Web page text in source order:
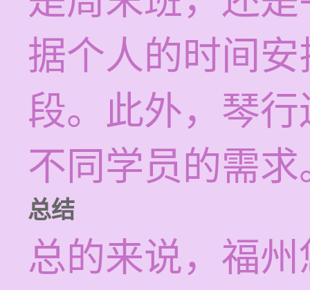
据个人的时间
段。此外，琴
不同学员的需求
总结
总的来说，福